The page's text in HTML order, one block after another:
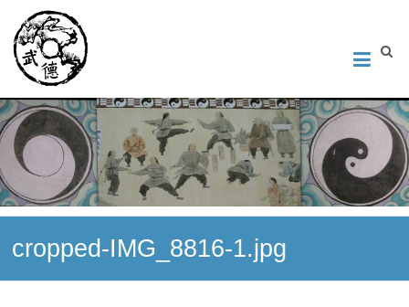
Институт Исследования Внутреннего Искусства
Школа тайцзи-цюань стиля Чэнь, Петербург. Руководитель
Андрей Середняков.
cropped-IMG_8816-1.jpg